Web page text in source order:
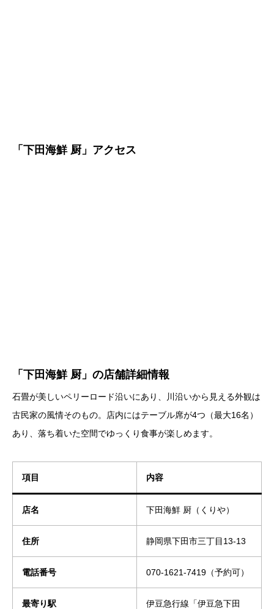
「下田海鮮 厨」アクセス
「下田海鮮 厨」の店舗詳細情報
石畳が美しいペリーロード沿いにあり、川沿いから見える外観は
古民家の風情そのもの。店内にはテーブル席が4つ（最大16名）
あり、落ち着いた空間でゆっくり食事が楽しめます。
項目 内容
店名 下田海鮮 厨（くりや）
住所 静岡県下田市三丁目13-13
電話番号 070-1621-7419（予約可）
最寄り駅
伊豆急行線「伊豆急下田